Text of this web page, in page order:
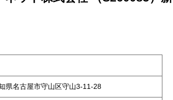
県名古屋市守山区守山3-11-28